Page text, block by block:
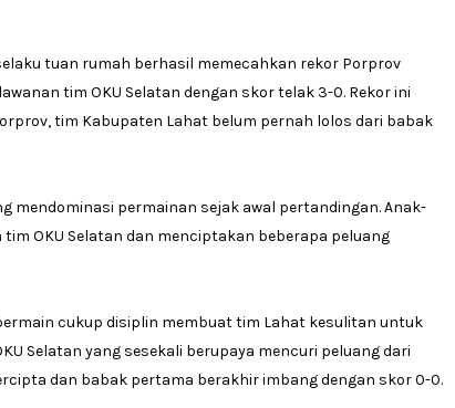
tuan rumah berhasil memecahkan rekor Porprov
tim OKU Selatan dengan skor telak 3-0. Rekor ini
tim Kabupaten Lahat belum pernah lolos dari babak
mendominasi permainan sejak awal pertandingan. Anak-
OKU Selatan dan menciptakan beberapa peluang
cukup disiplin membuat tim Lahat kesulitan untuk
Selatan yang sesekali berupaya mencuri peluang dari
dan babak pertama berakhir imbang dengan skor 0-0.